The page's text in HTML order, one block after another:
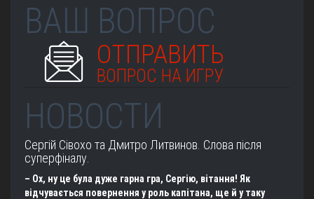
ВАШ ВОПРОС
ОТПРАВИТЬ
ВОПРОС НА ИГРУ
НОВОСТИ
Сергій Сівохо та Дмитро Литвинов. Слова після
суперфіналу.
– Ох, ну це була дуже гарна гра, Сергію, вітання! Як
відчувається повернення у роль капітана, ще й у таку